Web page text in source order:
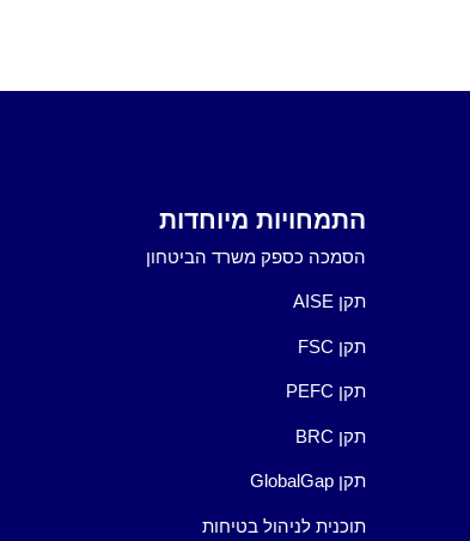
התמחויות מיוחדות
הסמכה כספק משרד הביטחון
תקן AISE
תקן FSC
תקן PEFC
תקן BRC
תקן GlobalGap
תוכנית לניהול בטיחות